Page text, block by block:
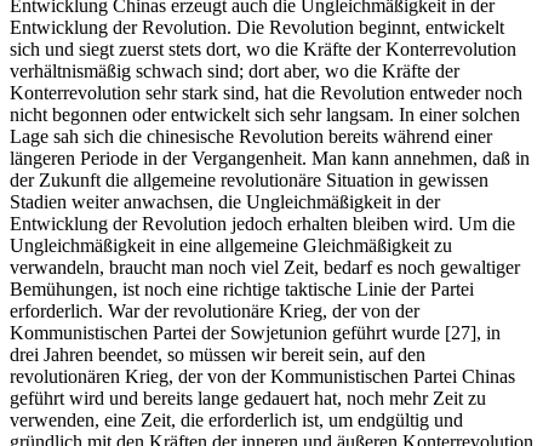
Entwicklung Chinas erzeugt auch die Ungleichmäßigkeit in der
Entwicklung der Revolution. Die Revolution beginnt, entwickelt
sich und siegt zuerst stets dort, wo die Kräfte der Konterrevolution
verhältnismäßig schwach sind; dort aber, wo die Kräfte der
Konterrevolution sehr stark sind, hat die Revolution entweder noch
nicht begonnen oder entwickelt sich sehr langsam. In einer solchen
Lage sah sich die chinesische Revolution bereits während einer
längeren Periode in der Vergangenheit. Man kann annehmen, daß in
der Zukunft die allgemeine revolutionäre Situation in gewissen
Stadien weiter anwachsen, die Ungleichmäßigkeit in der
Entwicklung der Revolution jedoch erhalten bleiben wird. Um die
Ungleichmäßigkeit in eine allgemeine Gleichmäßigkeit zu
verwandeln, braucht man noch viel Zeit, bedarf es noch gewaltiger
Bemühungen, ist noch eine richtige taktische Linie der Partei
erforderlich. War der revolutionäre Krieg, der von der
Kommunistischen Partei der Sowjetunion geführt wurde [27], in
drei Jahren beendet, so müssen wir bereit sein, auf den
revolutionären Krieg, der von der Kommunistischen Partei Chinas
geführt wird und bereits lange gedauert hat, noch mehr Zeit zu
verwenden, eine Zeit, die erforderlich ist, um endgültig und